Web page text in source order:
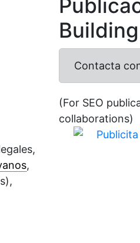
,
Contacta
(For SEO
collaborations)